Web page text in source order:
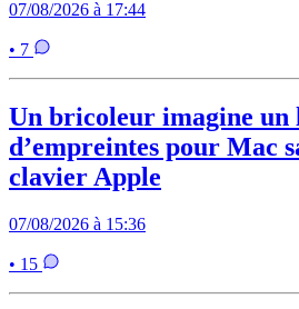
07/08/2026 à 17:44
• 7
Un bricoleur imagine un
d’empreintes pour Mac
clavier Apple
07/08/2026 à 15:36
• 15